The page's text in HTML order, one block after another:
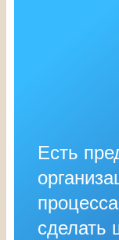
Есть
сделать